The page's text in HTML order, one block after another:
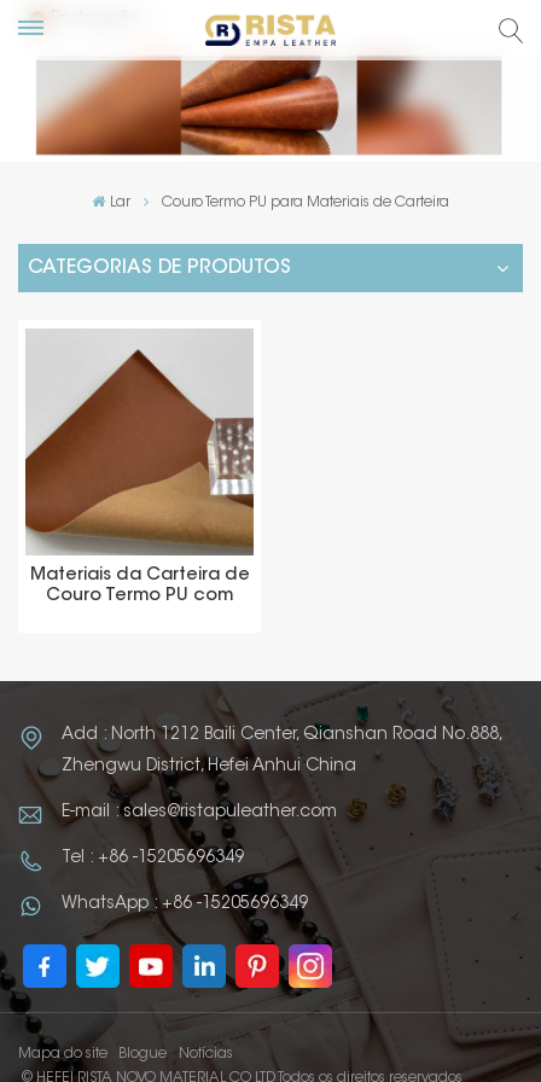
Lar Couro Termo PU para Materiais de Carteira
CATEGORIAS DE PRODUTOS
Materiais da Carteira de
Couro Termo PU com
Add : North 1212 Baili Center, Qianshan Road No.888,
Zhengwu District, Hefei Anhui China
E-mail : sales@ristapuleather.com
Tel : +86 -15205696349
WhatsApp : +86 -15205696349
Mapa do site Blogue
Notícias
© HEFEI RISTA NOVO MATERIAL CO LTD Todos os direitos reservados